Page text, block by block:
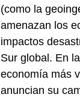
(como la
amenazan los
impactos
Sur global. En
economía más
anuncian su